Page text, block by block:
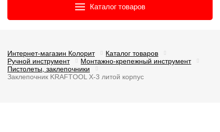
Каталог товаров
Интернет-магазин Колорит
Каталог товаров
Ручной инструмент
Монтажно-крепежный инструмент
Пистолеты, заклепочники
Заклепочник KRAFTOOL X-3 литой корпус